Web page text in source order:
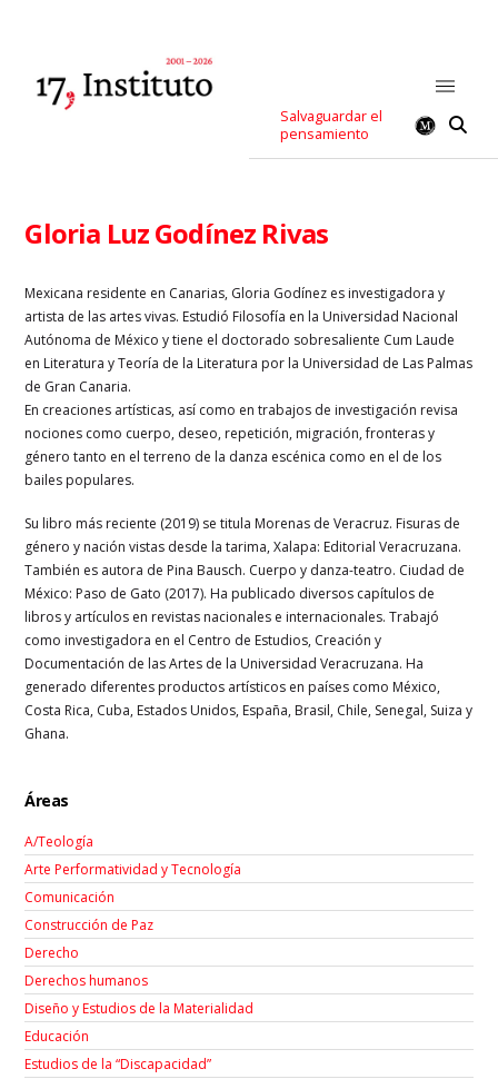
Salvaguardar el
pensamiento
Gloria Luz Godínez Rivas
Mexicana residente en Canarias, Gloria Godínez es investigadora y
artista de las artes vivas. Estudió Filosofía en la Universidad Nacional
Autónoma de México y tiene el doctorado sobresaliente Cum Laude
en Literatura y Teoría de la Literatura por la Universidad de Las Palmas
de Gran Canaria.
En creaciones artísticas, así como en trabajos de investigación revisa
nociones como cuerpo, deseo, repetición, migración, fronteras y
género tanto en el terreno de la danza escénica como en el de los
bailes populares.
Su libro más reciente (2019) se titula Morenas de Veracruz. Fisuras de
género y nación vistas desde la tarima, Xalapa: Editorial Veracruzana.
También es autora de Pina Bausch. Cuerpo y danza-teatro. Ciudad de
México: Paso de Gato (2017). Ha publicado diversos capítulos de
libros y artículos en revistas nacionales e internacionales. Trabajó
como investigadora en el Centro de Estudios, Creación y
Documentación de las Artes de la Universidad Veracruzana. Ha
generado diferentes productos artísticos en países como México,
Costa Rica, Cuba, Estados Unidos, España, Brasil, Chile, Senegal, Suiza y
Ghana.
Áreas
A/Teología
Arte Performatividad y Tecnología
Comunicación
Construcción de Paz
Derecho
Derechos humanos
Diseño y Estudios de la Materialidad
Educación
Estudios de la “Discapacidad”